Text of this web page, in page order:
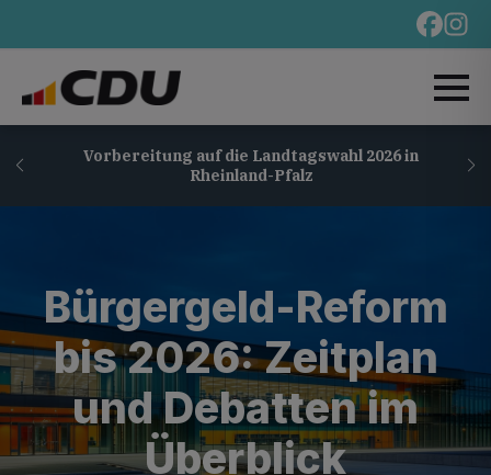
Vorbereitung auf die Landtagswahl 2026 in
Rheinland-Pfalz
Bürgergeld-Reform
bis 2026: Zeitplan
und Debatten im
Überblick